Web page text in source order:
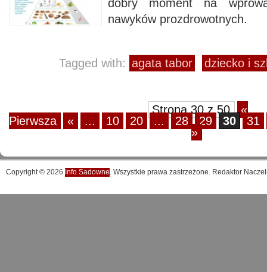
dobry moment na
nawyków prozdrowotnych.
Tagged with: agata tabor dziecko i
Strona 30 z 50
«
Pierwsza
« ... 10 20 ... 28 29 30
31
»
Copyright © 2026 Info Sadowne. Wszystkie prawa zastrzeżone. Redaktor